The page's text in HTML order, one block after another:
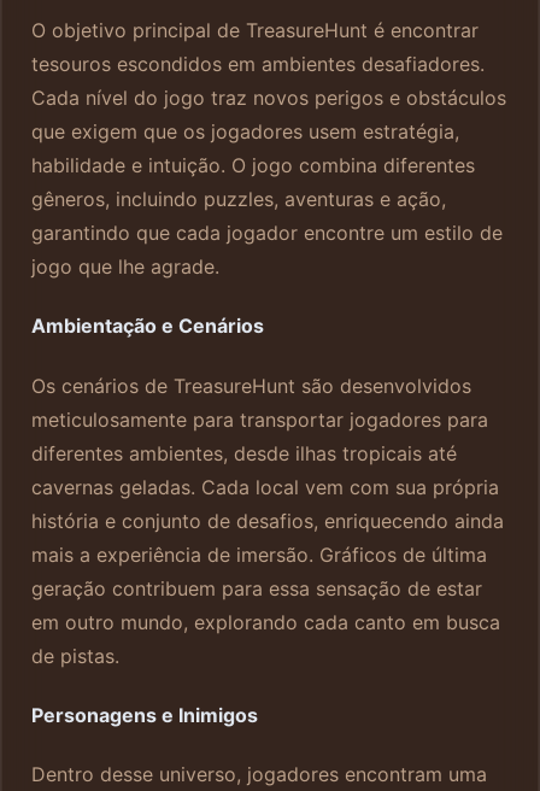
O objetivo principal de TreasureHunt é encontrar
tesouros escondidos em ambientes desafiadores.
Cada nível do jogo traz novos perigos e obstáculos
que exigem que os jogadores usem estratégia,
habilidade e intuição. O jogo combina diferentes
gêneros, incluindo puzzles, aventuras e ação,
garantindo que cada jogador encontre um estilo de
jogo que lhe agrade.
Ambientação e Cenários
Os cenários de TreasureHunt são desenvolvidos
meticulosamente para transportar jogadores para
diferentes ambientes, desde ilhas tropicais até
cavernas geladas. Cada local vem com sua própria
história e conjunto de desafios, enriquecendo ainda
mais a experiência de imersão. Gráficos de última
geração contribuem para essa sensação de estar
em outro mundo, explorando cada canto em busca
de pistas.
Personagens e Inimigos
Dentro desse universo, jogadores encontram uma